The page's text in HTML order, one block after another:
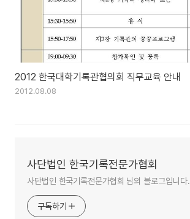
2012 한국대학기록관협의회 직무교육 안내
2012.08.08
사단법인 한국기록전문가협회
사단법인 한국기록전문가협회 님의 블로그입니다.
구독하기